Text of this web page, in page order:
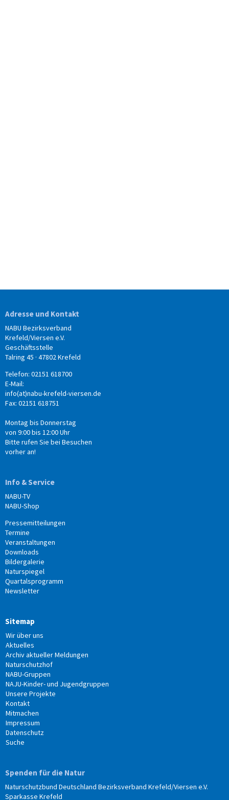
Adresse und Kontakt
NABU Bezirksverband
Krefeld/Viersen e.V.
Geschäftsstelle
Talring 45 · 47802 Krefeld
Telefon: 02151 618700
E-Mail:
info(at)nabu-krefeld-viersen.de
Fax: 02151 618751
Montag bis Donnerstag
von 9:00 bis 12:00 Uhr
Bitte rufen Sie bei Besuchen
vorher an!
Info & Service
NABU-TV
NABU-Shop
Pressemitteilungen
Termine
Veranstaltungen
Downloads
Bildergalerie
Naturspiegel
Quartalsprogramm
Newsletter
Sitemap
Wir über uns
Aktuelles
Archiv aktueller Meldungen
Naturschutzhof
NABU-Gruppen
NAJU-Kinder- und Jugendgruppen
Unsere Projekte
Kontakt
Mitmachen
Impressum
Datenschutz
Suche
Spenden für die Natur
Naturschutzbund Deutschland Bezirksverband Krefeld/Viersen e.V.
Sparkasse Krefeld